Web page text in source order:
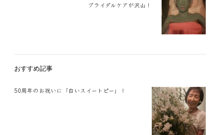
ブライダルケアが沢山！
おすすめ記事
50周年のお祝いに「白いスイートピー」！